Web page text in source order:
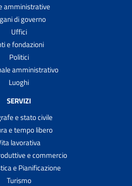
amministrative
di governo
Uffici
e fondazioni
Politici
amministrativo
Luoghi
SERVIZI
e stato civile
e tempo libero
lavorativa
e commercio
e Pianificazione
Turismo